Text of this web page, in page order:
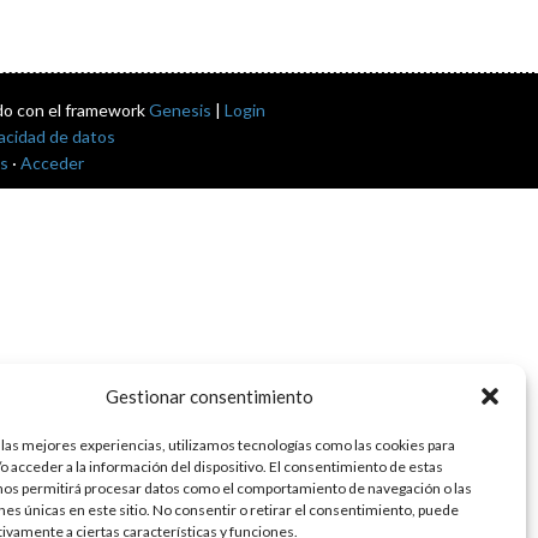
Gestionar consentimiento
mejores experiencias, utilizamos tecnologías como las cookies para
acceder a la información del dispositivo. El consentimiento de estas
permitirá procesar datos como el comportamiento de navegación o las
únicas en este sitio. No consentir o retirar el consentimiento, puede
a ciertas características y funciones.
con el frameworkGenesis | Login
de datos
· Acceder